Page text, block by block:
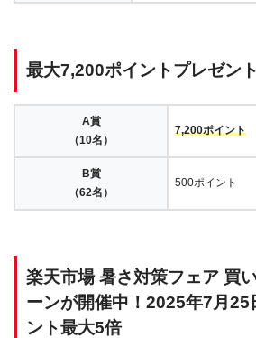
最大7,200ポイントプレゼント
A賞
（10名）
7,200ポイント
B賞
（62名）
500ポイント
楽天市場 暑さ対策フェア 買
ーンが開催中！2025年7月25
ント最大5倍